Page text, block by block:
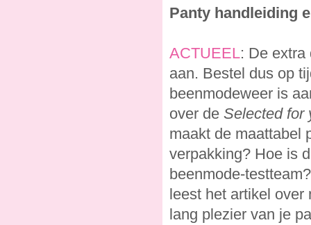
Panty handleiding
ACTUEEL: De extra
aan. Bestel dus op
beenmodeweer is
over de Selected for
maakt de maattabel
verpakking? Hoe is
beenmode-
leest het artikel
lang plezier van je